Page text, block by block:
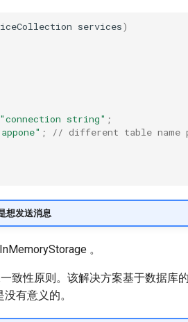
services)
"connection string" ;
;
// different table name
想发送消息
。
致性原则。该解决方案基于数据库
有意义的。